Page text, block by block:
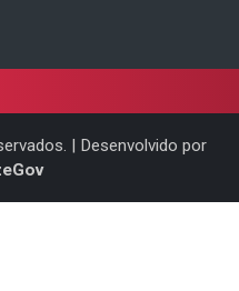
| Desenvolvido por